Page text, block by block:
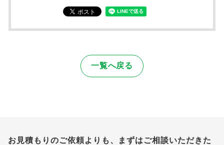
一覧へ戻る
お見積もりのご依頼よりも、まずはご相談いただきた